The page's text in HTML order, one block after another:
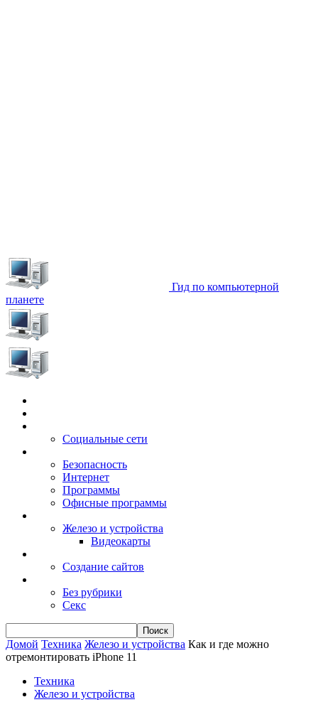
Гид по компьютерной
планете
Социальные сети
Безопасность
Интернет
Программы
Офисные программы
Железо и устройства
Видеокарты
Создание сайтов
Без рубрики
Секс
Домой Техника Железо и устройства Как и где можно
отремонтировать iPhone 11
Техника
Железо и устройства